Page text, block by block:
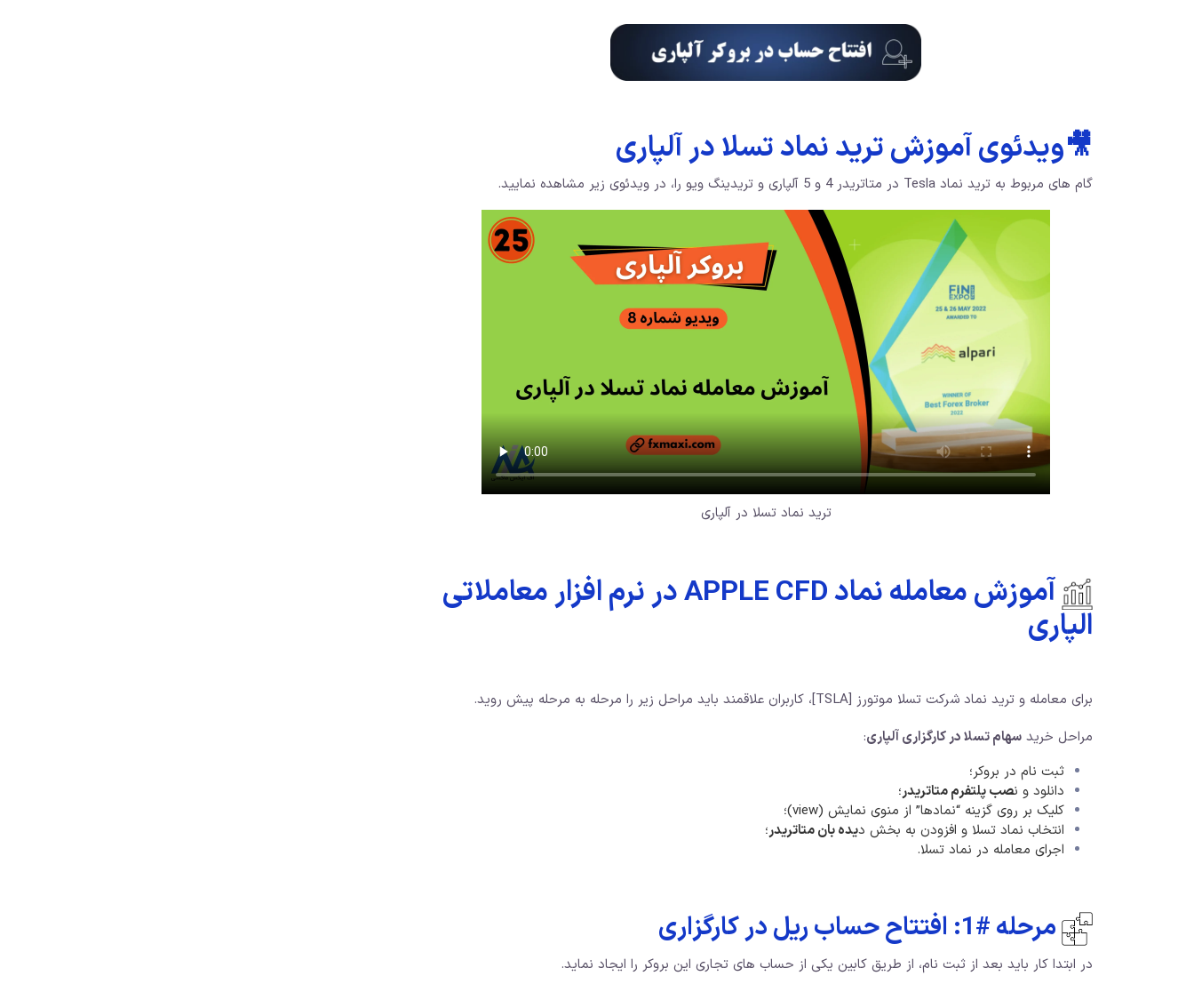
🎥ویدئوی آموزش ترید نماد تسلا در آلپاری
گام های مربوط به ترید نماد Tesla در متاتریدر 4 و 5 آلپاری و تریدینگ ویو را، در ویدئوی زیر مشاهده نمایید.
ترید نماد تسلا در آلپاری
آموزش معامله نماد APPLE CFD در نرم افزار معاملاتی
الپاری
برای معامله و ترید نماد شرکت تسلا موتورز [TSLA]، کاربران علاقمند باید مراحل زیر را مرحله به مرحله پیش روید.
مراحل خرید سهام تسلا در کارگزاری آلپاری:
ثبت نام در بروکر؛
دانلود و نصب پلتفرم متاتریدر؛
کلیک بر روی گزینه “نمادها” از منوی نمایش (view)؛
انتخاب نماد تسلا و افزودن به بخش دیده بان متاتریدر؛
اجرای معامله در نماد تسلا.
مرحله #1: افتتاح حساب ریل در کارگزاری
در ابتدا کار باید بعد از ثبت نام، از طریق کابین یکی از حساب های تجاری این بروکر را ایجاد نماید.